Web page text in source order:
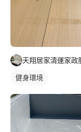
天翔居家清運家政
健身環境